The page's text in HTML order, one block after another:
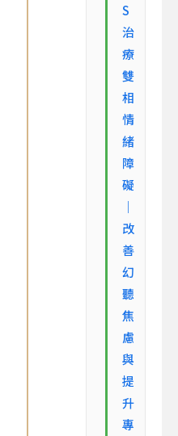
S
治
療
雙
相
情
緒
障
礙
｜
改
善
幻
聽
焦
慮
與
提
升
專